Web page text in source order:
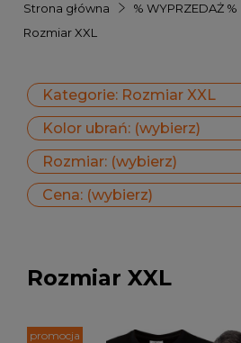
Strona główna % WYPRZEDAŻ %
Rozmiar XXL
Kategorie: Rozmiar XXL
Kolor ubrań: (wybierz)
Rozmiar: (wybierz)
Cena: (wybierz)
Rozmiar XXL
promocja